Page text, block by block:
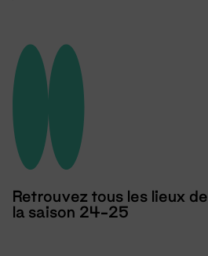
Retrouvez tous les lieux de
la saison 24-25